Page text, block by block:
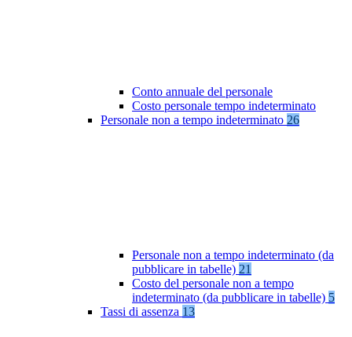
Conto annuale del personale
Costo personale tempo indeterminato
Personale non a tempo indeterminato 26
Personale non a tempo indeterminato (da
pubblicare in tabelle) 21
Costo del personale non a tempo
indeterminato (da pubblicare in tabelle) 5
Tassi di assenza 13